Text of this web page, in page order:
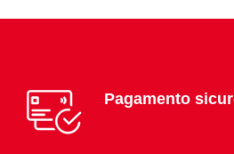
Pagamento